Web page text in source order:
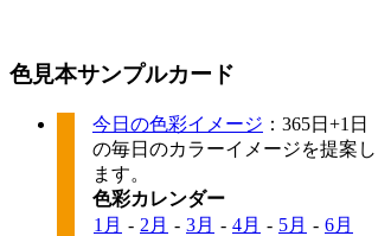
色見本サンプルカード
今日の色彩イメージ ：365日+1日
の毎日のカラーイメージを提案し
ます。
色彩カレンダー
1月 - 2月 - 3月 - 4月 - 5月 - 6月